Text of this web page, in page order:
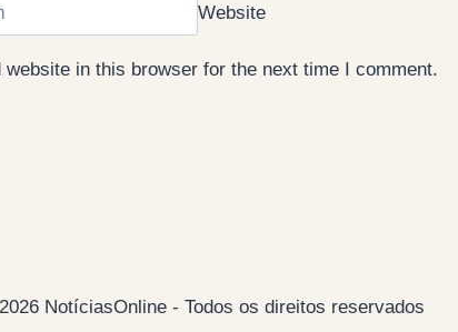
Website
in this browser for the next time I comment.
NotíciasOnline - Todos os direitos reservados